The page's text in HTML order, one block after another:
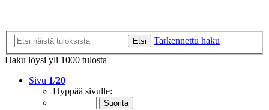
Etsi
Tarkennettu haku
Haku löysi yli 1000 tulosta
Sivu 1/20
Hyppää sivulle: